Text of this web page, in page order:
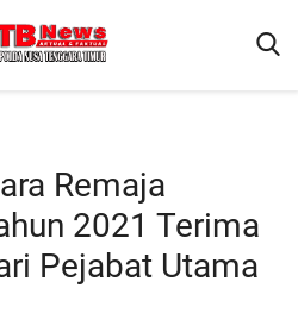
Remaja
2021 Terima
Pejabat Utama